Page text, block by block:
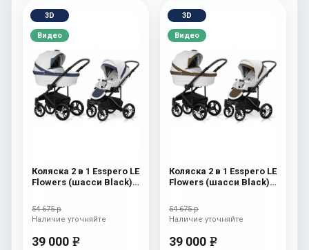
3D
Видео
Коляска 2 в 1 Esspero LE
Flowers (шасси Black)
54 675 р
39 000 e
Наличие уточняйте
3D
Видео
Коляска 2 в 1 Esspero LE
Flowers (шасси Black)
54 675 р
39 000 e
Наличие уточняйте